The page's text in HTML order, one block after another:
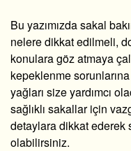
Bu yazımızda sakal
nelere dikkat edilmeli,
konulara göz atmaya
kepeklenme
yağları size yardımcı
sağlıklı sakallar için
detaylara dikkat
olabilirsiniz.